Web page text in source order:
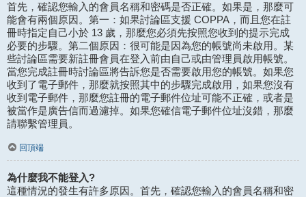
首先，確認您輸入的會員名稱和密碼是否正確。如果是，那麼可
能會有兩個原因。第一：如果討論區支援 COPPA，而且您在註
冊時指定自己小於 13 歲，那麼您必須先按照您收到的提示完成
必要的步驟。第二個原因：很可能是因為您的帳號尚未啟用。某
些討論區需要新註冊會員在登入前由自己或由管理員啟用帳號。
當您完成註冊時討論區將告訴您是否需要啟用您的帳號。如果您
收到了電子郵件，那麼就按照其中的步驟完成啟用，如果您沒有
收到電子郵件，那麼您註冊的電子郵件位址可能不正確，或者是
被當作是廣告信而過濾掉。如果您確信電子郵件位址沒錯，那麼
請聯繫管理員。
回頂端
為什麼我不能登入?
這種情況的發生有許多原因。首先，確認您輸入的會員名稱和密